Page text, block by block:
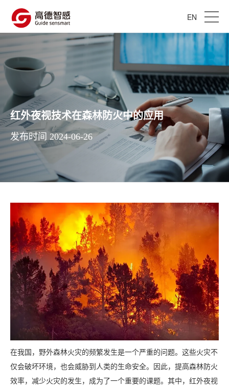
EN
红外夜视技术在森林防火中的应用
发布时间 2024-06-26
在我国，野外森林火灾的频繁发生是一个严重的问题。这些火灾不
仅会破坏环境，也会威胁到人类的生命安全。因此，提高森林防火
效率，减少火灾的发生，成为了一个重要的课题。其中，红外夜视